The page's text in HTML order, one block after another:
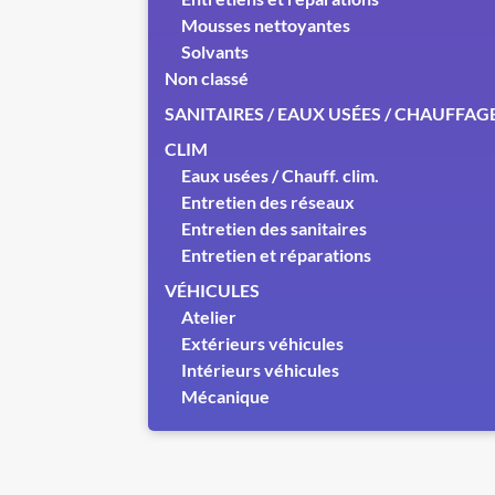
Mousses nettoyantes
Solvants
Non classé
SANITAIRES / EAUX USÉES /
CLIM
Eaux usées / Chauff. clim.
Entretien des réseaux
Entretien des sanitaires
Entretien et réparations
VÉHICULES
Atelier
Extérieurs véhicules
Intérieurs véhicules
Mécanique